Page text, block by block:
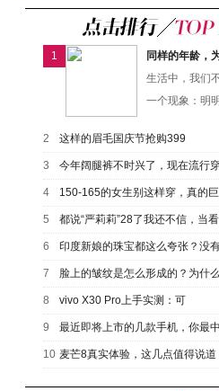
1
同样的年龄，
生活中，我们
一个现象：明
2 这样的眉毛国庆节抢购399
3 今年阔腿裤不时兴了，现在流行
4 150-165的女生别这样穿，真的巨
5 都说“严莉莉”28了我还不信，当看
6 印度新娘的珠宝都这么夸张？没
7 脸上的皱纹是怎么形成的？为什
8 vivo X30 Pro上手实测：可
9 最近即将上市的几款手机，你最
10 麦芒8真实体验，这几点值得说道